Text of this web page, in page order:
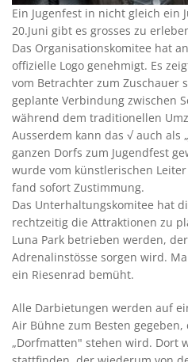
Ein Jugenfest in nicht gleich ein
20.Juni gibt es grosses zu
Das Organisationskomitee hat
offizielle Logo genehmigt. Es
vom Betrachter zum Zuschauer
geplante Verbindung zwischen
während dem traditionellen
Ausserdem kann das √ auch als
ganzen Dorfs zum Jugendfest
wurde vom künstlerischen
fand sofort Zustimmung.
Das Unterhaltungskomitee hat
rechtzeitig die Attraktionen zu
Luna Park betrieben werden,
Adrenalinstösse sorgen wird.
ein Riesenrad bemüht.
Alle Darbietungen werden auf
Air Bühne zum Besten gegeben,
„Dorfmatten" stehen wird. Dort